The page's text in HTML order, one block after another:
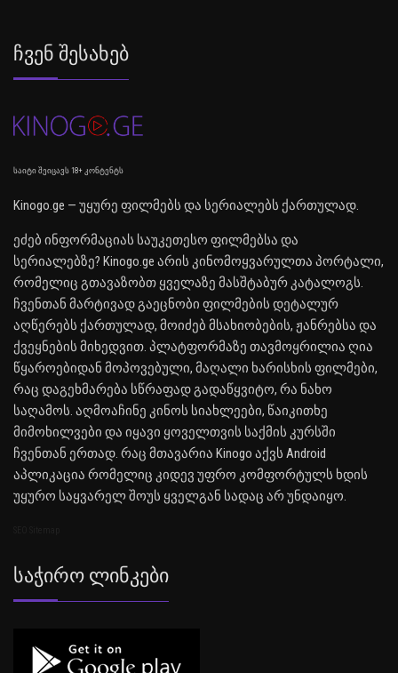
Ჩვენ Შესახებ
საიტი შეიცავს 18+ კონტენტს
Kinogo.ge — უყურე ფილმებს და სერიალებს ქართულად.
ეძებ ინფორმაციას საუკეთესო ფილმებსა და
სერიალებზე? Kinogo.ge არის კინომოყვარულთა პორტალი,
რომელიც გთავაზობთ ყველაზე მასშტაბურ კატალოგს.
ჩვენთან მარტივად გაეცნობი ფილმების დეტალურ
აღწერებს ქართულად, მოიძებ მსახიობების, ჟანრებსა და
ქვეყნების მიხედვით. პლატფორმაზე თავმოყრილია ღია
წყაროებიდან მოპოვებული, მაღალი ხარისხის ფილმები,
რაც დაგეხმარება სწრაფად გადაწყვიტო, რა ნახო
საღამოს. აღმოაჩინე კინოს სიახლეები, წაიკითხე
მიმოხილვები და იყავი ყოველთვის საქმის კურსში
ჩვენთან ერთად. რაც მთავარია Kinogo აქვს Android
აპლიკაცია რომელიც კიდევ უფრო კომფორტულს ხდის
უყურო საყვარელ შოუს ყველგან სადაც არ უნდაიყო.
Საჭირო Ლინკები